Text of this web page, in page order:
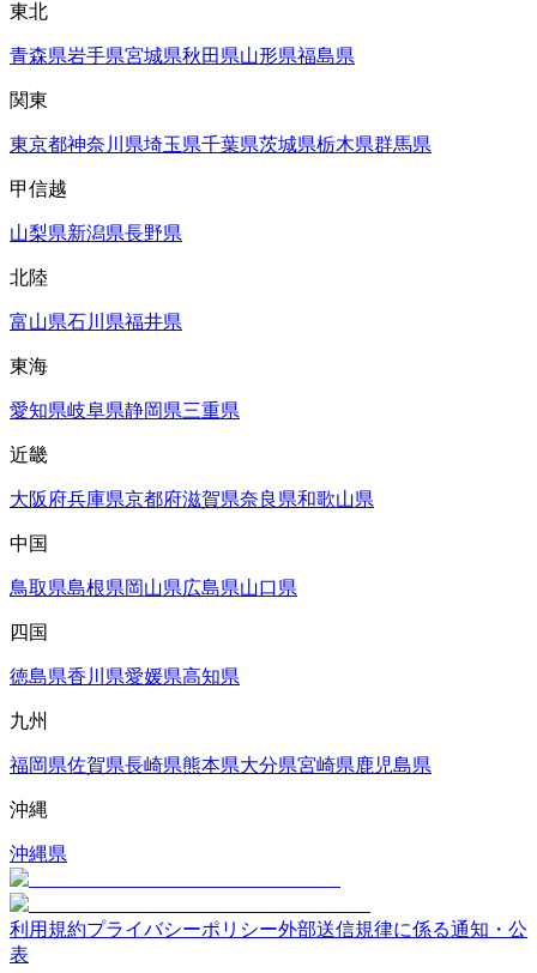
東北
青森県岩手県宮城県秋田県山形県福島県
関東
東京都神奈川県埼玉県千葉県茨城県栃木県群馬県
甲信越
山梨県新潟県長野県
北陸
富山県石川県福井県
東海
愛知県岐阜県静岡県三重県
近畿
大阪府兵庫県京都府滋賀県奈良県和歌山県
中国
鳥取県島根県岡山県広島県山口県
四国
徳島県香川県愛媛県高知県
九州
福岡県佐賀県長崎県熊本県大分県宮崎県鹿児島県
沖縄
沖縄県
利用規約プライバシーポリシー外部送信規律に係る通知・公
表